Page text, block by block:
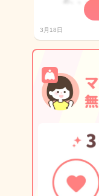
3月18日